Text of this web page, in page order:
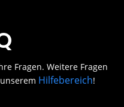
Fragen. Weitere Fragen
Hilfebereich!